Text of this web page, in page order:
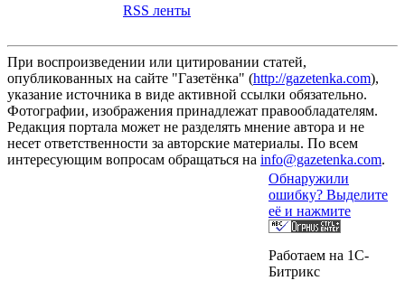
RSS ленты
При воспроизведении или цитировании статей,
опубликованных на сайте "Газетёнка" (http://gazetenka.com),
указание источника в виде активной ссылки обязательно.
Фотографии, изображения принадлежат правообладателям.
Редакция портала может не разделять мнение автора и не
несет ответственности за авторские материалы. По всем
интересующим вопросам обращаться на info@gazetenka.com.
Обнаружили
ошибку? Выделите
её и нажмите
Работаем на 1C-
Битрикс